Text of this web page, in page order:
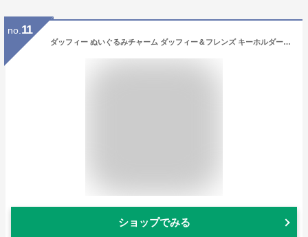
no. 11
ダッフィー ぬいぐるみチャーム ダッフィー＆フレンズ キーホルダー ぬいぐるみストラップ 『東京ディズニーシー限定』
ショップでみる